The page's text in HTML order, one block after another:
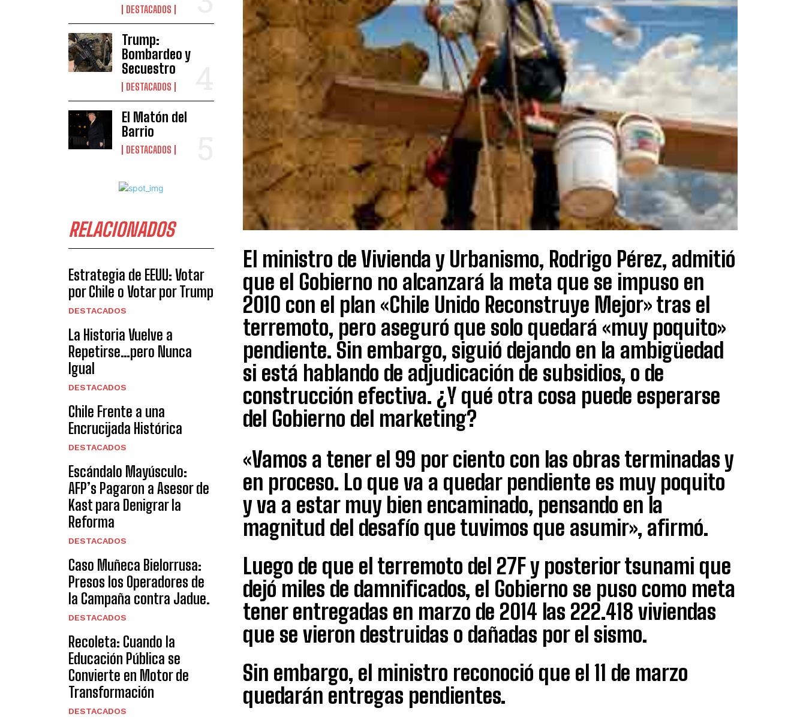
DESTACADOS
Trump:
Bombardeo y
Secuestro
DESTACADOS
El Matón del
Barrio
DESTACADOS
RELACIONADOS
Estrategia de EEUU: Votar
por Chile o Votar por Trump
DESTACADOS
La Historia Vuelve a
Repetirse…pero Nunca
Igual
DESTACADOS
Chile Frente a una
Encrucijada Histórica
DESTACADOS
Escándalo Mayúsculo:
AFP’s Pagaron a Asesor de
Kast para Denigrar la
Reforma
DESTACADOS
Caso Muñeca Bielorrusa:
Presos los Operadores de
la Campaña contra Jadue.
DESTACADOS
Recoleta: Cuando la
Educación Pública se
Convierte en Motor de
Transformación
DESTACADOS
El ministro de Vivienda y Urbanismo, Rodrigo Pérez, admitió
que el Gobierno no alcanzará la meta que se impuso en
2010 con el plan «Chile Unido Reconstruye Mejor» tras el
terremoto, pero aseguró que solo quedará «muy poquito»
pendiente. Sin embargo, siguió dejando en la ambigüedad
si está hablando de adjudicación de subsidios, o de
construcción efectiva. ¿Y qué otra cosa puede esperarse
del Gobierno del marketing?
«Vamos a tener el 99 por ciento con las obras terminadas y
en proceso. Lo que va a quedar pendiente es muy poquito
y va a estar muy bien encaminado, pensando en la
magnitud del desafío que tuvimos que asumir», afirmó.
Luego de que el terremoto del 27F y posterior tsunami que
dejó miles de damnificados, el Gobierno se puso como meta
tener entregadas en marzo de 2014 las 222.418 viviendas
que se vieron destruidas o dañadas por el sismo.
Sin embargo, el ministro reconoció que el 11 de marzo
quedarán entregas pendientes.